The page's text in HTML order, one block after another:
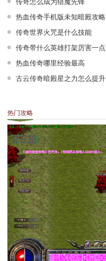
热血传奇手机版未知暗殿攻略
传奇世界火咒是什么技能
传奇带什么英雄打架厉害一点
热血传奇哪里经验最高
古云传奇暗殿星之力怎么提升
热门攻略